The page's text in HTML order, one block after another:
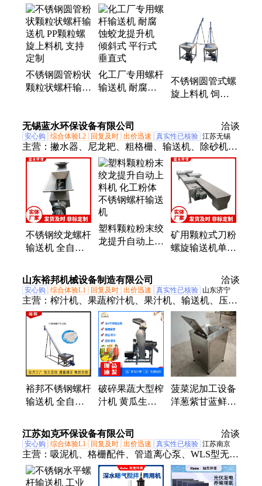
送机、搅拌桶、电加热搅拌罐、上料机、双层搅拌
罐、发酵桶、蛟龙上料机、螺旋提升机、电动液体搅
拌罐、电加热调配罐、螺旋上料机、食品级储罐、蛟
龙提升机、不锈钢搅拌桶、反应釜、不锈钢反应釜、
圆管式螺旋上料机、气动调和桶、气动搅拌桶、304
调配罐
不锈钢圆管粉状
颗粒状螺杆输送
制
化工厂专用螺杆
输送机 耐腐蚀
直式
不锈钢圆管式螺
旋上料机 饲料
动式螺杆送料机
无锡蓝水环保设备有限公司 洽谈
安心购 综合体验L2 回复及时 出价迅速 真实性已核验 江苏无锡
主营： 撇水器、尼龙耙、粗格栅、输送机、除砂机、
上料机、捞杂机、栏污机、石灰乳、捞砂机、清污
机、分离机、撇油机、刮泥机、水装置、配药机、滗
水器、吸泥机、细格栅、活性炭、排泥机、桶格栅、
301配件、离心机、拦污栅
不锈钢绞龙螺杆
输送机 全自动
料颗粒粉末提升
机
塑料颗粒粉末绞
龙提升自动上料
矿用颗粒式刀粉
螺旋输送机单双
绞刀给料机厂家
山东裕邦机械设备制造有限公司 洽谈
安心购 综合体验L1 回复及时 出价迅速 真实性已核验 山东济宁
主营： 榨汁机、果蔬榨汁机、果汁机、输送机、压榨
机、液压压榨机、果蔬压榨机、打浆机、去核打浆
机、打泥机、粉碎机、破碎机、碎蓉机、去核机、脱
核机、搅拌机、混合机、石榴去皮机、石榴脱粒机、
上料机、提升机、垃圾处理机、干湿分离机
裕邦不锈钢螺杆
输送机 全自动
米小麦玉米大豆
上料机
破碎果蔬大型榨
汁机 黄瓜生姜
机械 排渣分离
式设备
菠菜泥加工设备
洋葱紫甘蓝鲜蒜
不锈钢商用蔬菜
打泥机
江苏如克环保设备有限公司 洽谈
安心购 综合体验L1 回复及时 出价迅速 真实性已核验 江苏南京
主营： 吸泥机、格栅配件、管道离心泵、WLS型无轴
螺旋输送机、造流增氧机、潜水排污泵、离心曝气
机、潜水曝气机、潜水搅拌机、板框压滤机、污水处